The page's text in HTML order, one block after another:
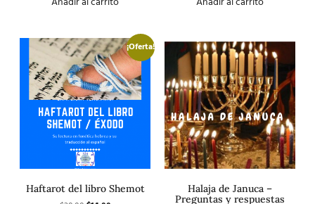
¡Oferta!
Haftarot del libro Shemot
Halaja de Januca –
Preguntas y respuestas